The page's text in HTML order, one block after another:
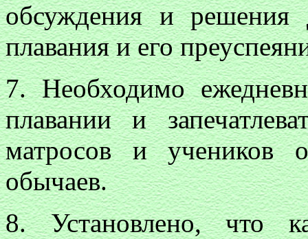
обсуждения и решения
плавания и его
7. Необходимо
плавании и
матросов и учеников
обычаев.
8. Установлено, что